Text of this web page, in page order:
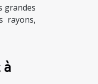
grandes
rayons,